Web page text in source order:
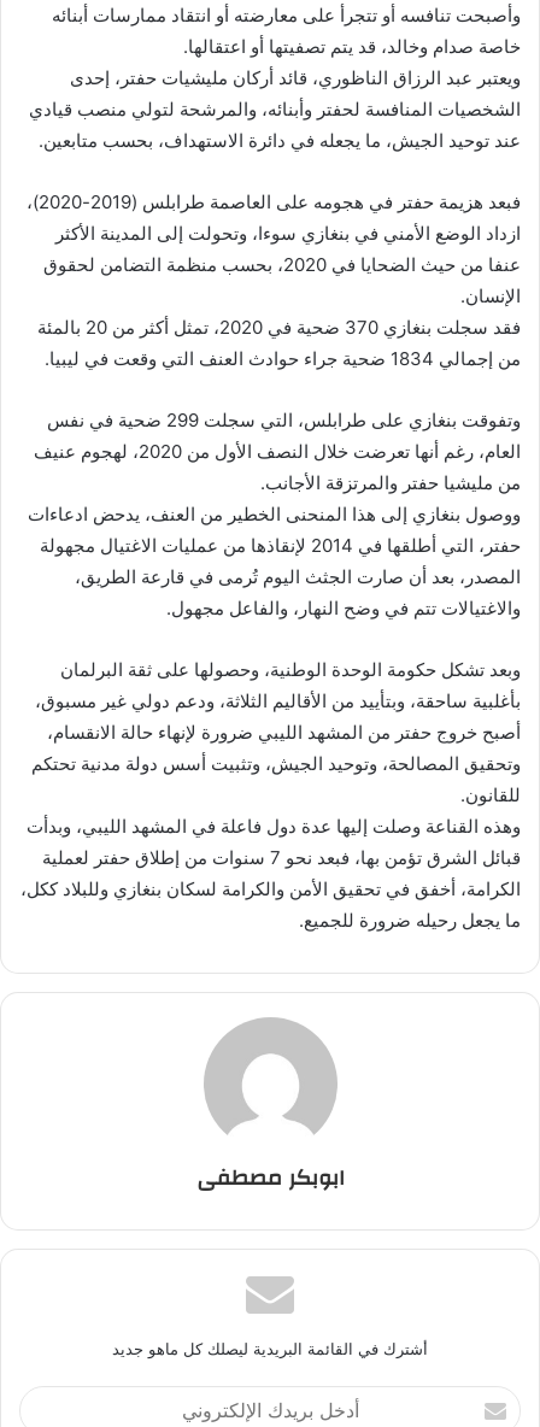
وأصبحت تنافسه أو تتجرأ على معارضته أو انتقاد ممارسات أبنائه
خاصة صدام وخالد، قد يتم تصفيتها أو اعتقالها.
ويعتبر عبد الرزاق الناظوري، قائد أركان مليشيات حفتر، إحدى
الشخصيات المنافسة لحفتر وأبنائه، والمرشحة لتولي منصب قيادي
عند توحيد الجيش، ما يجعله في دائرة الاستهداف، بحسب متابعين.
فبعد هزيمة حفتر في هجومه على العاصمة طرابلس (2019-2020)،
ازداد الوضع الأمني في بنغازي سوءا، وتحولت إلى المدينة الأكثر
عنفا من حيث الضحايا في 2020، بحسب منظمة التضامن لحقوق
الإنسان.
فقد سجلت بنغازي 370 ضحية في 2020، تمثل أكثر من 20 بالمئة
من إجمالي 1834 ضحية جراء حوادث العنف التي وقعت في ليبيا.
وتفوقت بنغازي على طرابلس، التي سجلت 299 ضحية في نفس
العام، رغم أنها تعرضت خلال النصف الأول من 2020، لهجوم عنيف
من مليشيا حفتر والمرتزقة الأجانب.
ووصول بنغازي إلى هذا المنحنى الخطير من العنف، يدحض ادعاءات
حفتر، التي أطلقها في 2014 لإنقاذها من عمليات الاغتيال مجهولة
المصدر، بعد أن صارت الجثث اليوم تُرمى في قارعة الطريق،
والاغتيالات تتم في وضح النهار، والفاعل مجهول.
وبعد تشكل حكومة الوحدة الوطنية، وحصولها على ثقة البرلمان
بأغلبية ساحقة، وبتأييد من الأقاليم الثلاثة، ودعم دولي غير مسبوق،
أصبح خروج حفتر من المشهد الليبي ضرورة لإنهاء حالة الانقسام،
وتحقيق المصالحة، وتوحيد الجيش، وتثبيت أسس دولة مدنية تحتكم
للقانون.
وهذه القناعة وصلت إليها عدة دول فاعلة في المشهد الليبي، وبدأت
قبائل الشرق تؤمن بها، فبعد نحو 7 سنوات من إطلاق حفتر لعملية
الكرامة، أخفق في تحقيق الأمن والكرامة لسكان بنغازي وللبلاد ككل،
ما يجعل رحيله ضرورة للجميع.
ابوبكر مصطفى
أشترك في القائمة البريدية ليصلك كل ماهو جديد
أ
د